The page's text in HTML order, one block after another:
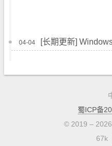
04-04 [长期更新]
蜀ICP备
© 2019 – 2026
67k